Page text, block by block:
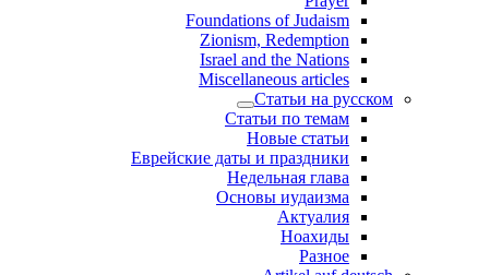
Foundations of Judaism
Zionism, Redemption
Israel and the Nations
Miscellaneous articles
Статьи на русском
Статьи по темам
Новые статьи
Еврейские даты и праздники
Недельная глава
Основы иудаизма
Актуалия
Ноахиды
Разное